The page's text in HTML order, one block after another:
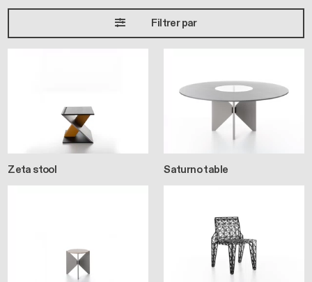
Filtrer par
Zeta stool Saturno table